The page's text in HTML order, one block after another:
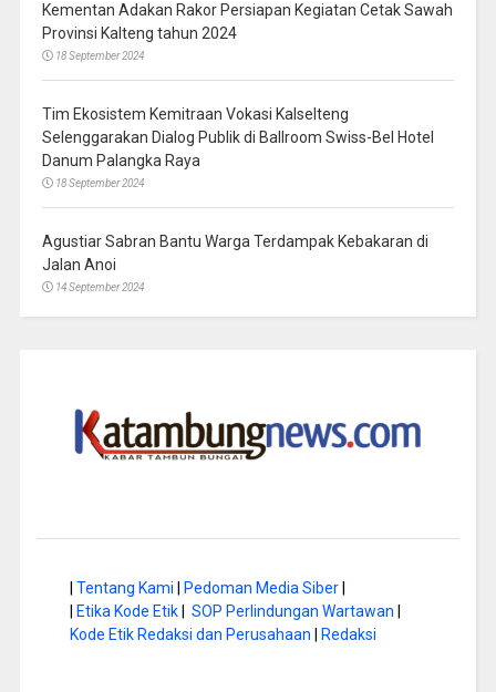
Kementan Adakan Rakor Persiapan Kegiatan Cetak Sawah
Provinsi Kalteng tahun 2024
18 September 2024
Tim Ekosistem Kemitraan Vokasi Kalselteng
Selenggarakan Dialog Publik di Ballroom Swiss-Bel Hotel
Danum Palangka Raya
18 September 2024
Agustiar Sabran Bantu Warga Terdampak Kebakaran di
Jalan Anoi
14 September 2024
Tentang Kami Pedoman Media Siber|
Etika Kode Etik| SOP Perlindungan Wartawan
Kode Etik Redaksi dan Perusahaan
Redaksi